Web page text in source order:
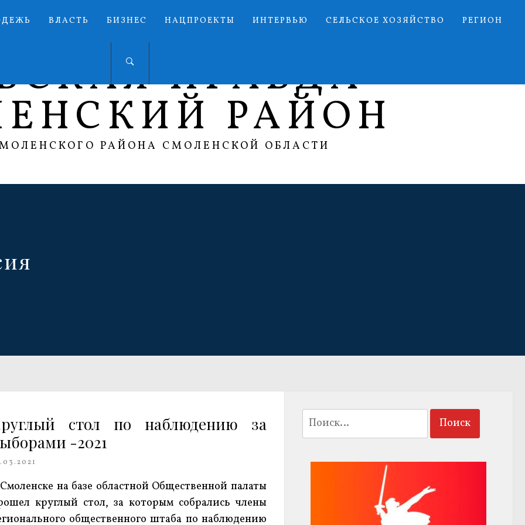
ВЛАСТЬ БИЗНЕС НАЦПРОЕКТЫ ИНТЕРВЬЮ СЕЛЬСКОЕ ХОЗЯЙСТВО РЕГИОН
ПРАВДА
РАЙОН
РАЙОНА СМОЛЕНСКОЙ ОБЛАСТИ
стол по наблюдению за
-2021
на базе областной Общественной палаты
круглый стол, за которым собрались члены
общественного штаба по наблюдению
Найти: